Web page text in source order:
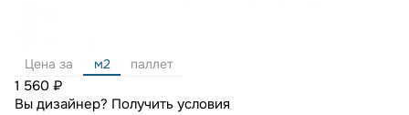
Цена за м2 паллет
1 560 ₽
Вы дизайнер? Получить условия